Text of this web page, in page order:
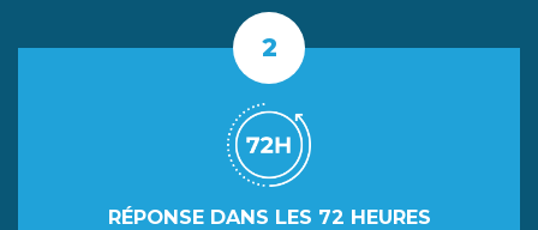
RÉPONSE DANS LES 72 HEURES